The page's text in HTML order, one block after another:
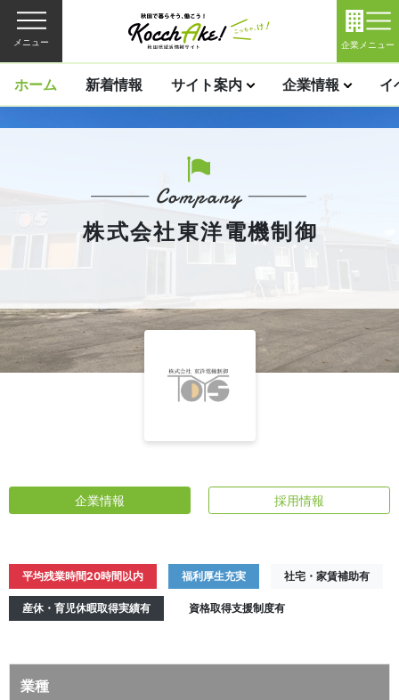
メニュー 企業メニュー
ホーム 新着情報 サイト案内 企業情報 イ
株式会社東洋電機制御
企業情報 採用情報
平均残業時間20時間以内 福利厚生充実 社宅・家賃補助有
産休・育児休暇取得実績有 資格取得支援制度有
業種